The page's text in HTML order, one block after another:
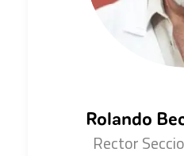
Rolando
Rector